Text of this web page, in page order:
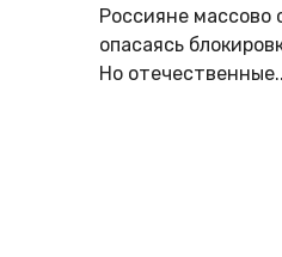
Россияне массово
опасаясь
Но